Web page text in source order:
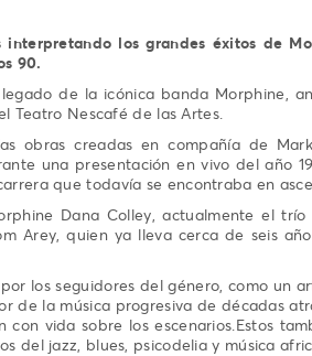
los grandes éxitos de
90.
de la icónica banda Morphine,
Teatro Nescafé de las Artes.
obras creadas en compañía de
una presentación en vivo del año
que todavía se encontraba en
Dana Colley, actualmente el
Arey, quien ya lleva cerca de seis
los seguidores del género, como un
de la música progresiva de décadas
vida sobre los escenarios.Estos
del jazz, blues, psicodelia y música